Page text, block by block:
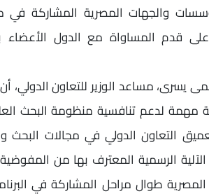
والجهات المصرية المشاركة
على قدم المساواة مع الدول الأعضاء
يسرى، مساعد الوزير للتعاون الدولي،
مهمة لدعم تنافسية منظومة البحث
التعاون الدولي في مجالات البحث
الرسمية المعترف بها من المفوضية
طوال مراحل المشاركة في